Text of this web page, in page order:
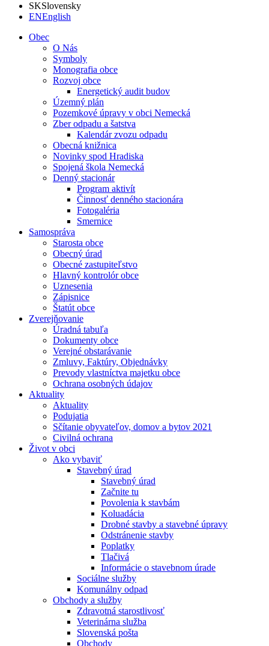
SKSlovensky
ENEnglish
Obec
O Nás
Symboly
Monografia obce
Rozvoj obce
Energetický audit budov
Územný plán
Pozemkové úpravy v obci Nemecká
Zber odpadu a šatstva
Kalendár zvozu odpadu
Obecná knižnica
Novinky spod Hradiska
Spojená škola Nemecká
Denný stacionár
Program aktivít
Činnosť denného stacionára
Fotogaléria
Smernice
Samospráva
Starosta obce
Obecný úrad
Obecné zastupiteľstvo
Hlavný kontrolór obce
Uznesenia
Zápisnice
Štatút obce
Zverejňovanie
Úradná tabuľa
Dokumenty obce
Verejné obstarávanie
Zmluvy, Faktúry, Objednávky
Prevody vlastníctva majetku obce
Ochrana osobných údajov
Aktuality
Aktuality
Podujatia
Sčítanie obyvateľov, domov a bytov 2021
Civilná ochrana
Život v obci
Ako vybaviť
Stavebný úrad
Stavebný úrad
Začnite tu
Povolenia k stavbám
Koluadácia
Drobné stavby a stavebné úpravy
Odstránenie stavby
Poplatky
Tlačivá
Informácie o stavebnom úrade
Sociálne služby
Komunálny odpad
Obchody a služby
Zdravotná starostlivosť
Veterinárna služba
Slovenská pošta
Obchody